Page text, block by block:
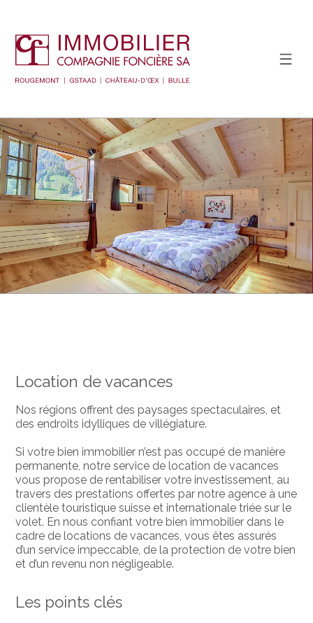
Location de vacances
Nos régions offrent des paysages spectaculaires, et
des endroits idylliques de villégiature.
Si votre bien immobilier n’est pas occupé de manière
permanente, notre service de location de vacances
vous propose de rentabiliser votre investissement, au
travers des prestations offertes par notre agence à une
clientèle touristique suisse et internationale triée sur le
volet. En nous confiant votre bien immobilier dans le
cadre de locations de vacances, vous êtes assurés
d’un service impeccable, de la protection de votre bien
et d’un revenu non négligeable.
Les points clés